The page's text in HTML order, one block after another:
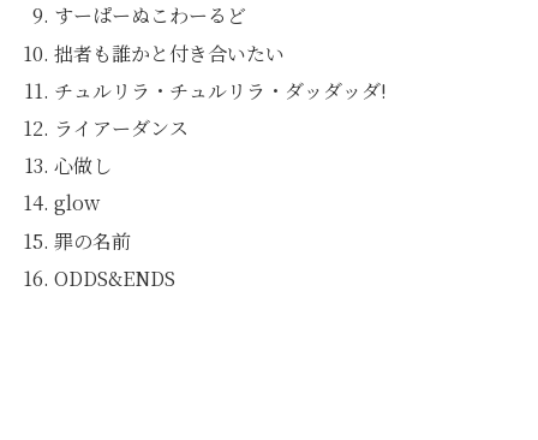
すーぱーぬこわーるど
拙者も誰かと付き合いたい
チュルリラ・チュルリラ・ダッダッダ!
ライアーダンス
心做し
glow
罪の名前
ODDS&ENDS